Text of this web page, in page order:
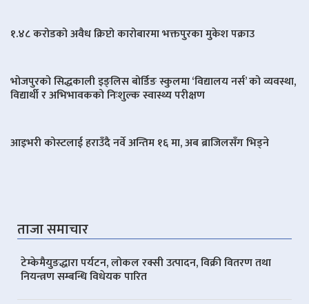
१.४८ करोडको अवैध क्रिप्टो कारोबारमा भक्तपुरका मुकेश पक्राउ
भोजपुरको सिद्धकाली इङ्लिस बोर्डिङ स्कुलमा ‘विद्यालय नर्स’ को व्यवस्था,
विद्यार्थी र अभिभावकको निःशुल्क स्वास्थ्य परीक्षण
आइभरी कोस्टलाई हराउँदै नर्वे अन्तिम १६ मा, अब ब्राजिलसँग भिड्ने
ताजा समाचार
टेम्केमैयुङद्धारा पर्यटन, लोकल रक्सी उत्पादन, विक्री वितरण तथा
नियन्त्रण सम्बन्धि विधेयक पारित